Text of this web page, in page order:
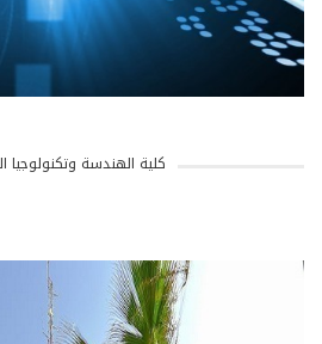
كلية الهندسة وتكنولوجيا